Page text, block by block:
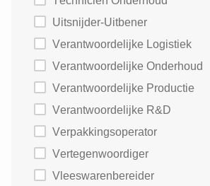
Uitsnijder-Uitbener
Verantwoordelijke Logistiek
Verantwoordelijke Onderhoud
Verantwoordelijke Productie
Verantwoordelijke R&D
Verpakkingsoperator
Vertegenwoordiger
Vleeswarenbereider